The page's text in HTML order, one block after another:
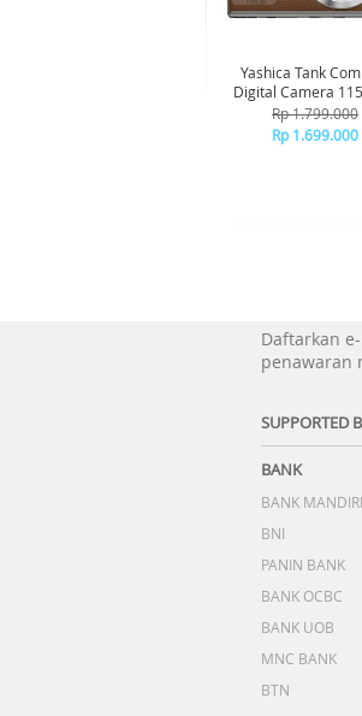
Yashica Tank
Digital Camera
Brown
Rp 1.799.000
Rp 1.699.000
Daftarkan
penawaran
SUPPORTED
BANK
BANK MANDIRI
BNI
PANIN BANK
BANK OCBC
BANK UOB
MNC BANK
BTN